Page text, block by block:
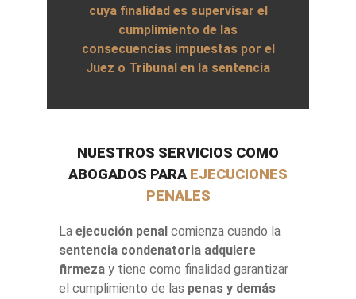
cuya finalidad es supervisar el
cumplimiento de las
consecuencias impuestas por el
Juez o Tribunal en la sentencia
NUESTROS SERVICIOS COMO
ABOGADOS PARA EJECUCIONES
PENALES
La ejecución penal comienza cuando la
sentencia condenatoria adquiere
firmeza y tiene como finalidad garantizar
el cumplimiento de las penas y demás